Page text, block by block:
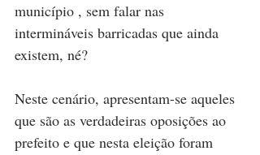
município , sem falar nas
intermináveis barricadas que ainda
existem, né?
Neste cenário, apresentam-se aqueles
que são as verdadeiras oposições ao
prefeito e que nesta eleição foram